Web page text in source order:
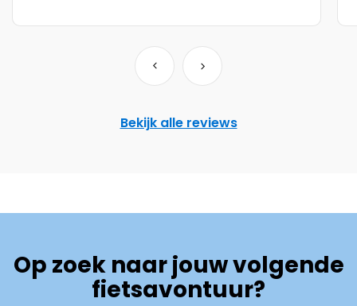
Bekijk alle reviews
Op zoek naar jouw volgende
fietsavontuur?